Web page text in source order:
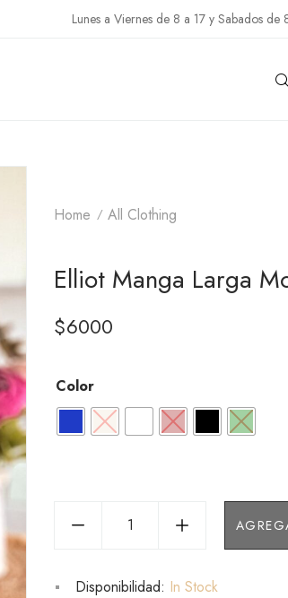
Lunes a Viernes de 8 a 17 y Sabados de
Home All Clothing
Elliot Manga Larga
$6000
Color
Disponibilidad: In Stock